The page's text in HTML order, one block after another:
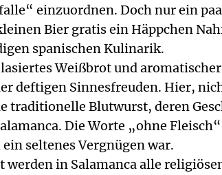
einzuordnen. Doch nur ein
Bier gratis ein Häppchen
spanischen Kulinarik.
Weißbrot und
deftigen Sinnesfreuden. Hier,
traditionelle Blutwurst, deren
Die Worte „ohne
seltenes Vergnügen war.
werden in Salamanca alle